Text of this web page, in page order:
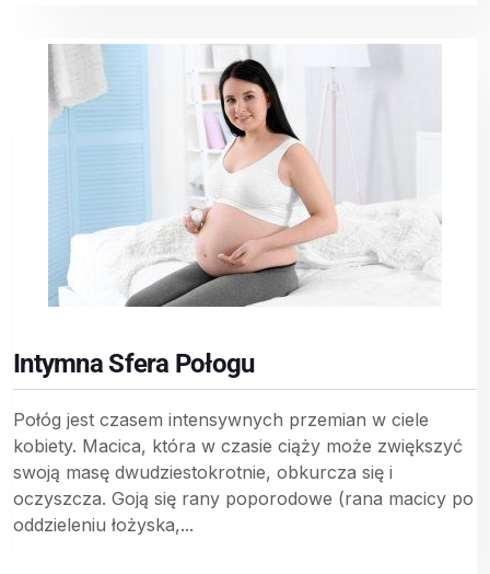
Intymna Sfera Połogu
Połóg jest czasem intensywnych przemian w ciele
kobiety. Macica, która w czasie ciąży może zwiększyć
swoją masę dwudziestokrotnie, obkurcza się i
oczyszcza. Goją się rany poporodowe (rana macicy po
oddzieleniu łożyska,...